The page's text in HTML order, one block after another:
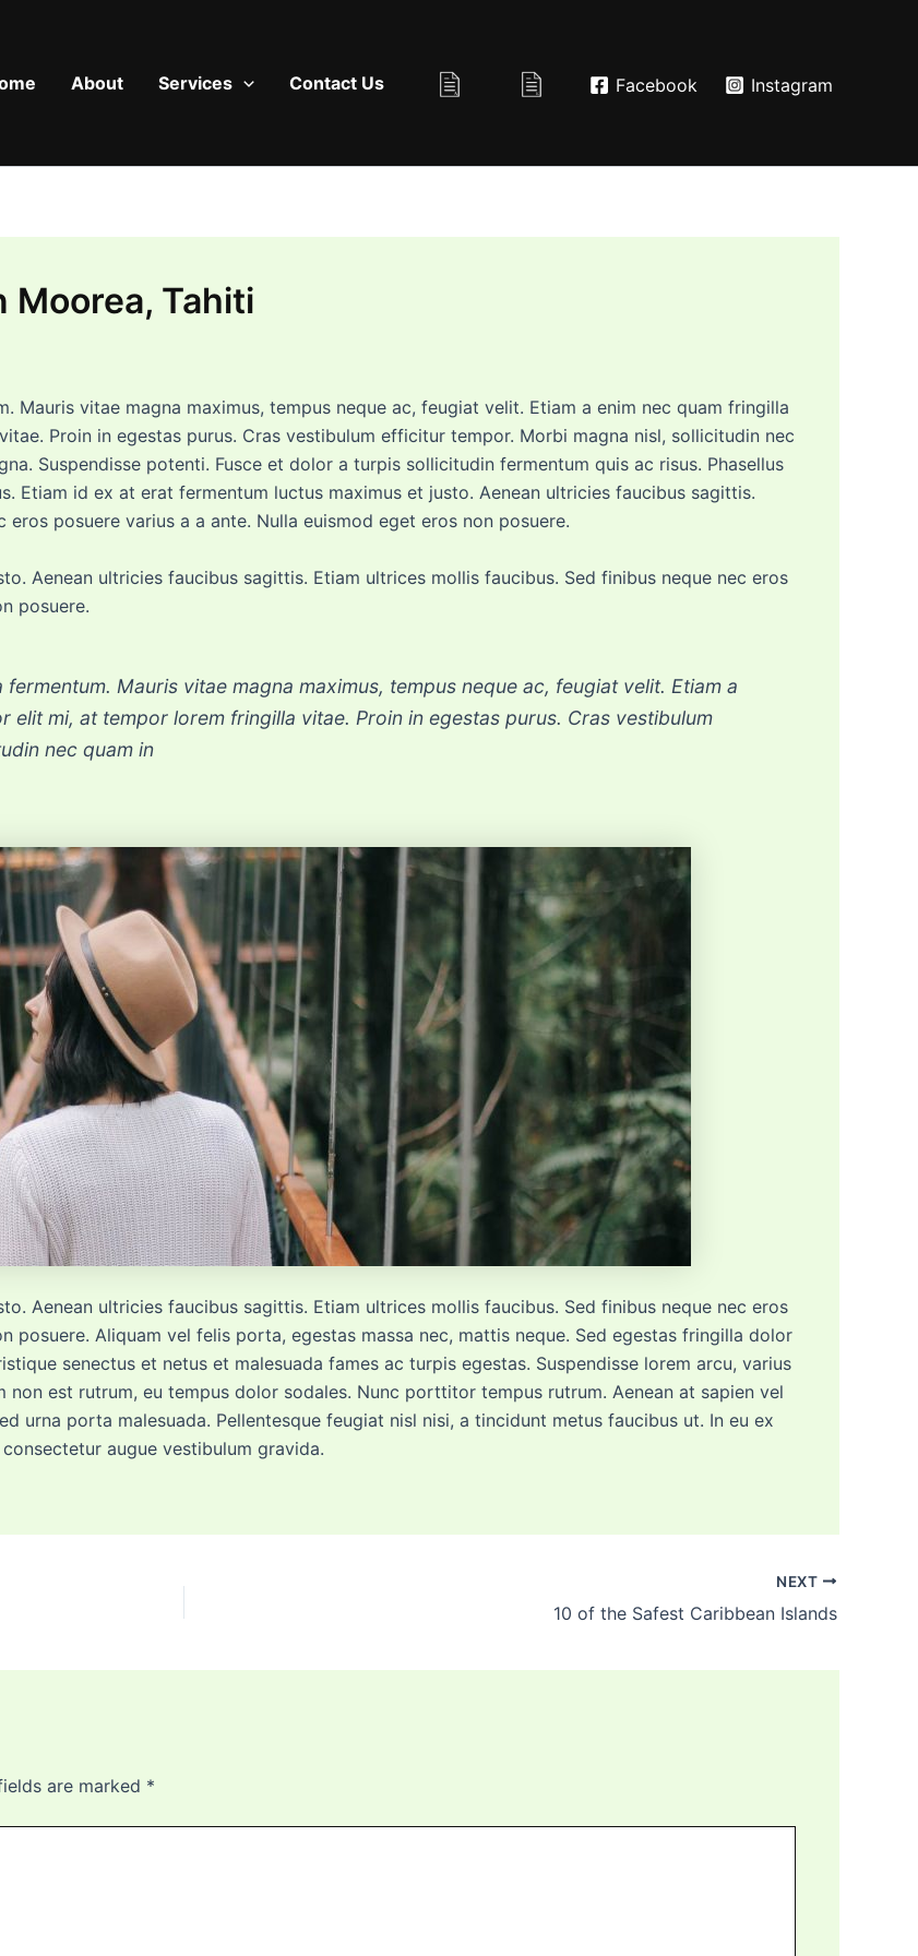
About Services Contact Us Facebook Instagram
Moorea, Tahiti
Mauris vitae magna maximus, tempus neque ac, feugiat velit. Etiam a enim nec quam fringilla
Proin in egestas purus. Cras vestibulum efficitur tempor. Morbi magna nisl, sollicitudin nec
Suspendisse potenti. Fusce et dolor a turpis sollicitudin fermentum quis ac risus. Phasellus
Etiam id ex at erat fermentum luctus maximus et justo. Aenean ultricies faucibus sagittis.
posuere varius a a ante. Nulla euismod eget eros non posuere.
Aenean ultricies faucibus sagittis. Etiam ultrices mollis faucibus. Sed finibus neque nec eros
posuere.
Mauris vitae magna maximus, tempus neque ac, feugiat velit. Etiam a
elit mi, at tempor lorem fringilla vitae. Proin in egestas purus. Cras vestibulum
nec quam in
Aenean ultricies faucibus sagittis. Etiam ultrices mollis faucibus. Sed finibus neque nec eros
posuere. Aliquam vel felis porta, egestas massa nec, mattis neque. Sed egestas fringilla dolor
senectus et netus et malesuada fames ac turpis egestas. Suspendisse lorem arcu, varius
non est rutrum, eu tempus dolor sodales. Nunc porttitor tempus rutrum. Aenean at sapien vel
urna porta malesuada. Pellentesque feugiat nisl nisi, a tincidunt metus faucibus ut. In eu ex
augue vestibulum gravida.
NEXT
10 of the Safest Caribbean Islands
are marked *